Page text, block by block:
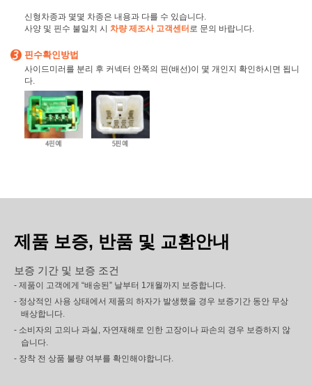
신형차종과 몇몇 차종은 내용과 다를 수 있습니다.
사양 및 핀수 불일치 시 차량 제조사 고객센터 로 문의 바랍니다.
핀수확인방법
사이드미러를 분리 후 커넥터 안쪽의 핀(배선)이 몇 개인지 확인하시면 됩니
다.
제품 보증, 반품 및 교환안내
보증 기간 및 보증 조건
- 제품이 고객에게 “배송된” 날부터 1개월까지 보증합니다.
- 정상적인 사용 상태에서 제품의 하자가 발생했을 경우 보증기간 동안 무상
배상합니다.
- 소비자의 고의나 과실, 자연재해로 인한 고장이나 파손의 경우 보증하지 않
습니다.
- 장착 전 상품 불량 여부를 확인해야합니다.